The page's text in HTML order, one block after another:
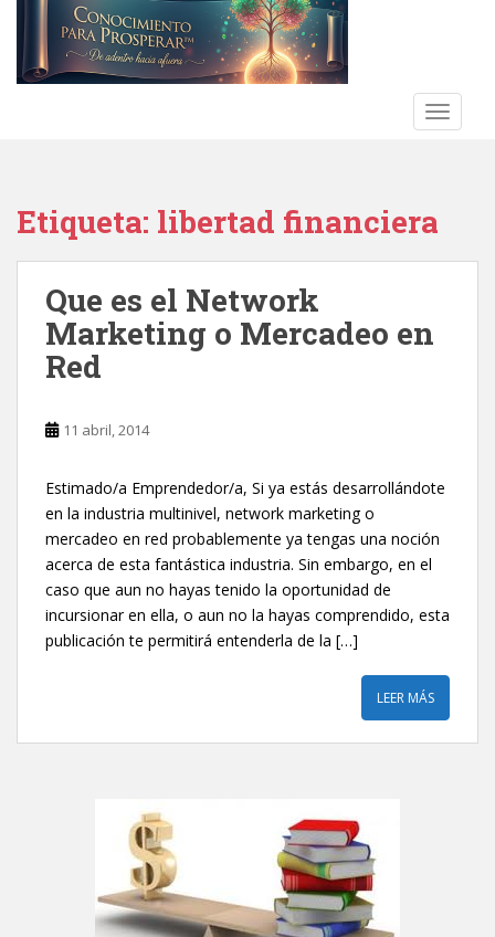
Etiqueta: libertad financiera
Que es el Network
Marketing o Mercadeo en
Red
11 abril, 2014
Estimado/a Emprendedor/a, Si ya estás desarrollándote
en la industria multinivel, network marketing o
mercadeo en red probablemente ya tengas una noción
acerca de esta fantástica industria. Sin embargo, en el
caso que aun no hayas tenido la oportunidad de
incursionar en ella, o aun no la hayas comprendido, esta
publicación te permitirá entenderla de la […]
LEER MÁS